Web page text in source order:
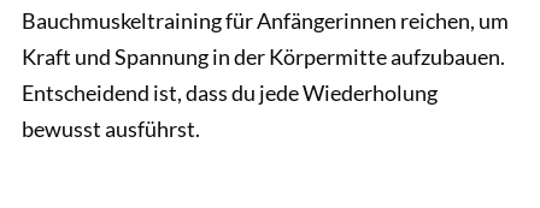
Bauchmuskeltraining für Anfängerinnen reichen, um
Kraft und Spannung in der Körpermitte aufzubauen.
Entscheidend ist, dass du jede Wiederholung
bewusst ausführst.